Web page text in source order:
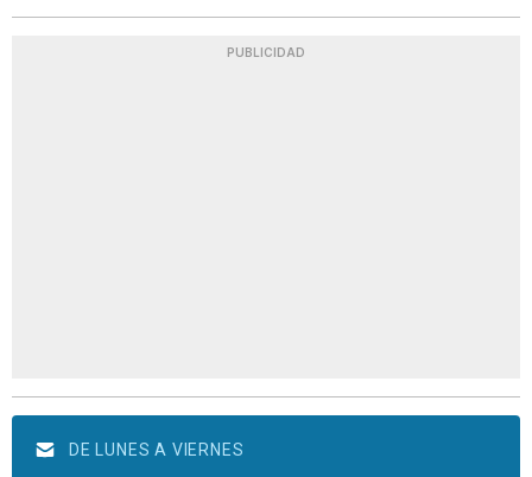
PUBLICIDAD
DE LUNES A VIERNES